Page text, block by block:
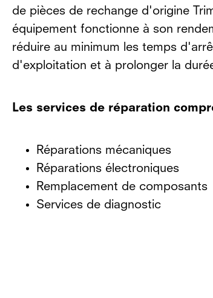
de pièces de rechange d'origine
équipement fonctionne à son
réduire au minimum les temps
d'exploitation et à prolonger la
Les services de réparation
Réparations mécaniques
Réparations électroniques
Remplacement de composants
Services de diagnostic